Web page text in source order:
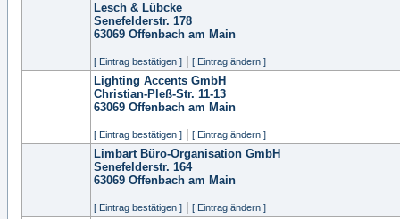
Lesch & Lübcke
Senefelderstr. 178
63069 Offenbach am Main
[ Eintrag bestätigen ] [ Eintrag ändern ]
Lighting Accents GmbH
Christian-Pleß-Str. 11-13
63069 Offenbach am Main
[ Eintrag bestätigen ] [ Eintrag ändern ]
Limbart Büro-Organisation GmbH
Senefelderstr. 164
63069 Offenbach am Main
[ Eintrag bestätigen ] [ Eintrag ändern ]